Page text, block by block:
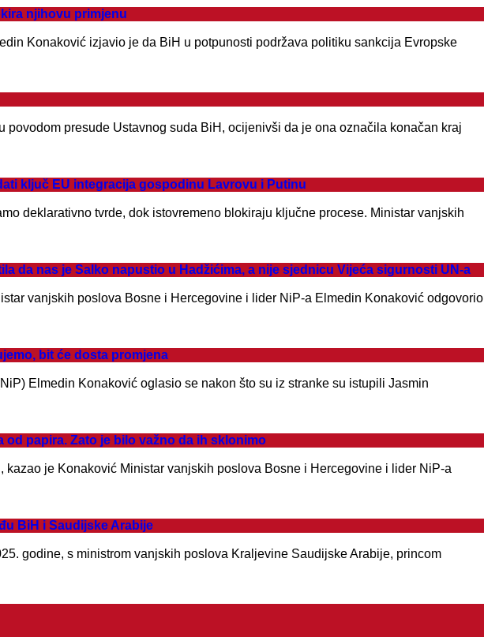
njihovu primjenu
Konaković izjavio je da BiH u potpunosti podržava politiku sankcija Evropske
presude Ustavnog suda BiH, ocijenivši da je ona označila konačan kraj
ključ EU integracija gospodinu Lavrovu i Putinu
deklarativno tvrde, dok istovremeno blokiraju ključne procese. Ministar vanjskih
da nas je Salko napustio u Hadžićima, a nije sjednicu Vijeća sigurnosti UN-a
vanjskih poslova Bosne i Hercegovine i lider NiP-a Elmedin Konaković odgovorio
bit će dosta promjena
Elmedin Konaković oglasio se nakon što su iz stranke su istupili Jasmin
od papira. Zato je bilo važno da ih sklonimo
je Konaković Ministar vanjskih poslova Bosne i Hercegovine i lider NiP-a
BiH i Saudijske Arabije
godine, s ministrom vanjskih poslova Kraljevine Saudijske Arabije, princom